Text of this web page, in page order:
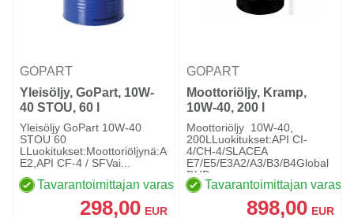
GOPART
Yleisöljy, GoPart, 10W-
40 STOU, 60 l
Yleisöljy GoPart 10W-40
STOU 60
LLuokitukset:Moottoriöljynä:ACEA
E2,API CF-4 / SFVai...
Tavarantoimittajan varastossa
298,00 EUR
GOPART
Moottoriöljy, Kramp,
10W-40, 200 l
Moottoriöljy 10W-40,
200LLuokitukset:API CI-
4/CH-4/SLACEA
E7/E5/E3A2/A3/B3/B4Global
DHD-...
Tavarantoimittajan
898,00 EUR